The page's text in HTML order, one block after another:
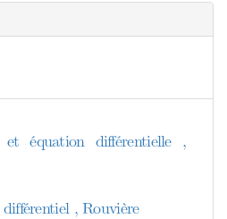
et équation différentielle ,
, Rouvière